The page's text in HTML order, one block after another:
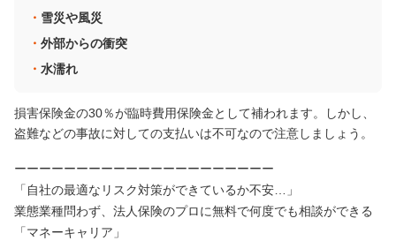
雪災や風災
外部からの衝突
水濡れ
損害保険金の30％が臨時費用保険金として補われます。しかし、
盗難などの事故に対しての支払いは不可なので注意しましょう。
ーーーーーーーーーーーーーーーーーーーーー
「自社の最適なリスク対策ができているか不安…」
業態業種問わず、法人保険のプロに無料で何度でも相談ができる
「マネーキャリア」